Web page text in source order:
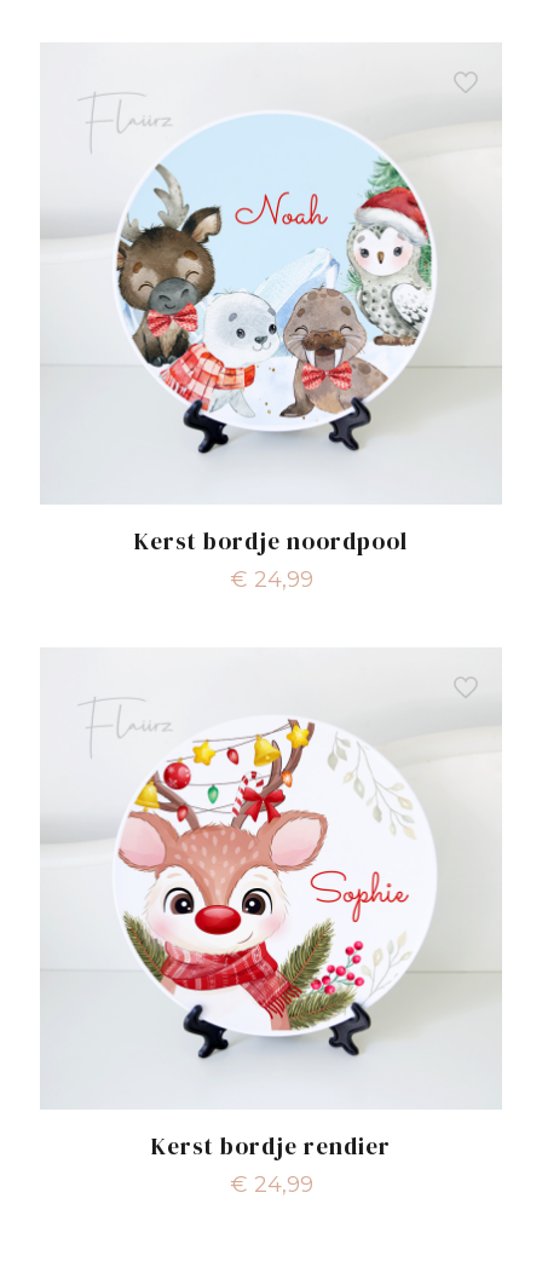
Kerst bordje noordpool
€ 24,99
Kerst bordje rendier
€ 24,99